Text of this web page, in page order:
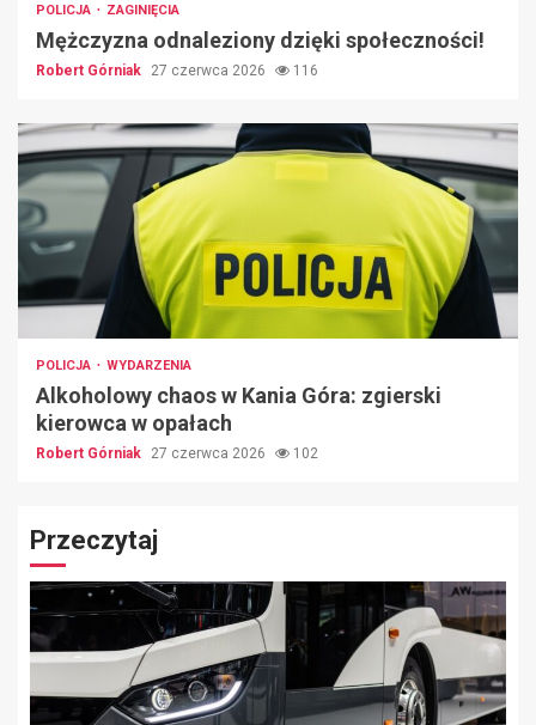
POLICJA ZAGINIĘCIA
Mężczyzna odnaleziony dzięki społeczności!
Robert Górniak 27 czerwca 2026 116
POLICJA WYDARZENIA
Alkoholowy chaos w Kania Góra: zgierski
kierowca w opałach
Robert Górniak 27 czerwca 2026 102
Przeczytaj